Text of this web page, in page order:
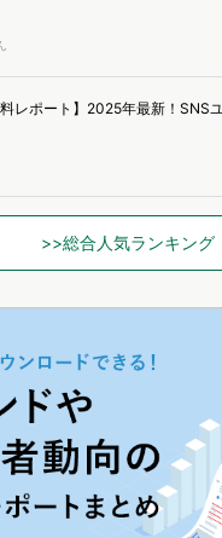
料レポート】2025年最新！SNS
>>総合人気ランキング